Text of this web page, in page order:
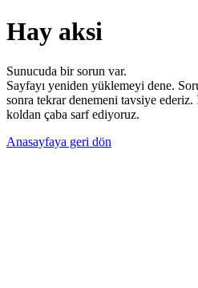
Hay aksi
Sunucuda bir sorun var.
Sayfayı yeniden yüklemeyi dene.
sonra tekrar denemeni tavsiye
koldan çaba sarf ediyoruz.
Anasayfaya geri dön